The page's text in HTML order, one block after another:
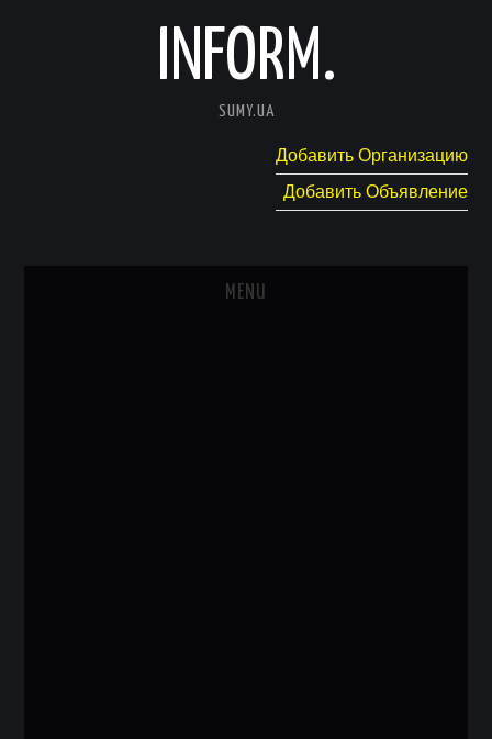
INFORM.
SUMY.UA
Добавить Организацию
Добавить Объявление
MENU